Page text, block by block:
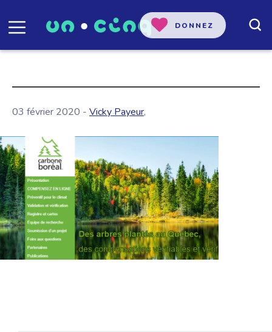
DONNEZ
03 février 2020 - Vicky Payeur,